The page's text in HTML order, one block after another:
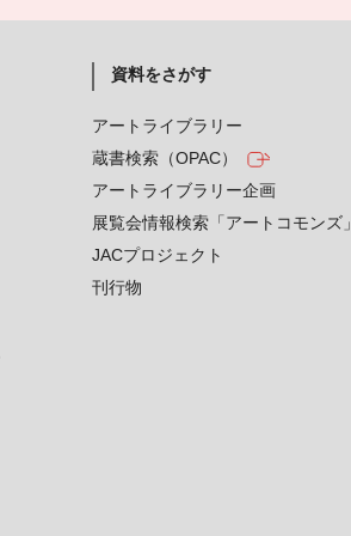
資料をさがす
アートライブラリー
蔵書検索（OPAC）
アートライブラリー企画
展覧会情報検索「アートコモンズ」
JACプロジェクト
刊行物